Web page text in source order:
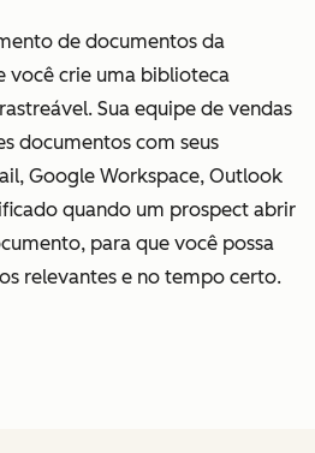
de documentos da
você crie uma biblioteca
Sua equipe de vendas
documentos com seus
Google Workspace, Outlook
quando um prospect abrir
para que você possa
relevantes e no tempo certo.